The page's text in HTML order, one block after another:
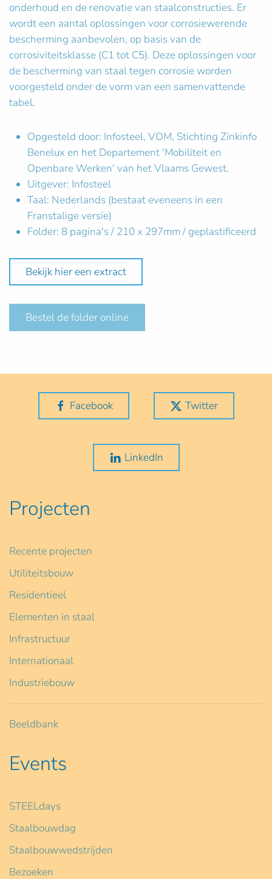
onderhoud en de renovatie van staalconstructies. Er
wordt een aantal oplossingen voor corrosiewerende
bescherming aanbevolen, op basis van de
corrosiviteitsklasse (C1 tot C5). Deze oplossingen voor
de bescherming van staal tegen corrosie worden
voorgesteld onder de vorm van een samenvattende
tabel.
Opgesteld door: Infosteel, VOM, Stichting Zinkinfo
Benelux en het Departement 'Mobiliteit en
Openbare Werken' van het Vlaams Gewest.
Uitgever: Infosteel
Taal: Nederlands (bestaat eveneens in een
Franstalige versie)
Folder: 8 pagina's / 210 x 297mm / geplastificeerd
Bekijk hier een extract
Bestel de folder online
Facebook Twitter
LinkedIn
Projecten
Recente projecten
Utiliteitsbouw
Residentieel
Elementen in staal
Infrastructuur
Internationaal
Industriebouw
Beeldbank
Events
STEELdays
Staalbouwdag
Staalbouwwedstrijden
Bezoeken